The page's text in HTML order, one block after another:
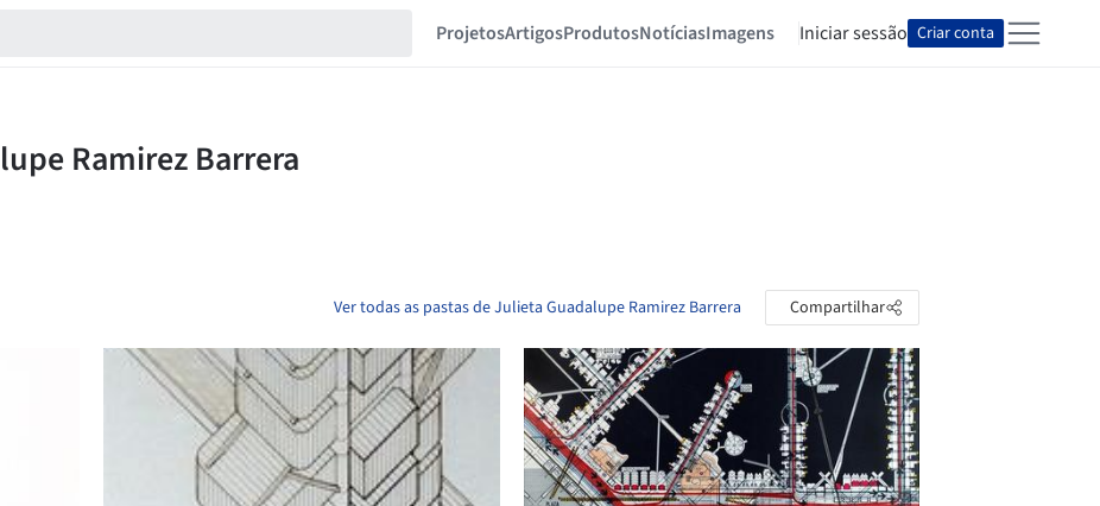
ProjetosArtigosProdutosNotíciasImagens Iniciar sessão Criar conta
Ver todas as pastas de Julieta Guadalupe Ramirez Barrera Compartilhar